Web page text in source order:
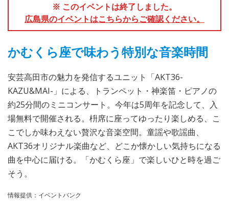
※ このイベントは終了しました。
広島県のイベントはこちらからご確認ください。
かむくら座で味わう特別な音楽時間
安芸高田市の魅力を発信するユニット「AKT36-
KAZU&MAI-」による、トランペット・神楽笛・ピアノの
約25分間のミニコンサート。今年は5周年を記念して、入
場無料で開催される。枡席に座ってゆったり楽しめる、こ
こでしか味わえない贅沢な音楽空間。童謡や歌謡曲、
AKT36オリジナル楽曲など、どこか懐かしい気持ちになる
曲を中心に届ける。「かむくら座」で楽しいひと時を過ご
そう。
情報提供：イベントバンク